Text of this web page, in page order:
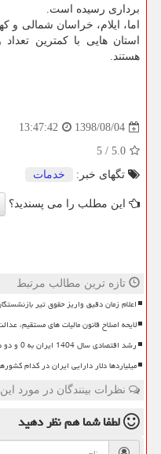
برداری رسیده است.
استان هایی با كمترین
هستند.
1398/08/04
13:47:42
5.0
/
5
تگهای خبر:
خدمات
این مطلب را می پسندید؟
تازه ترین مطالب مرتبط
اعلام زمان دقیق واریز حقوق تیر
لایحه اصلاح قانون مالیات های مستقیم،
رشد اقتصادی سال 1404 ایران به 0 و دو دهم درصد رسید
میلیاردها دلار دارایی ایران در کدام
نظرات بینندگان در مورد
لطفا شما همنظر دهید